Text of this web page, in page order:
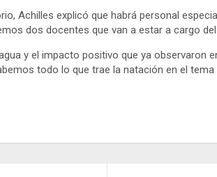
Achilles explicó que habrá personal
dos docentes que van a estar a cargo
y el impacto positivo que ya observaron
todo lo que trae la natación en el tema